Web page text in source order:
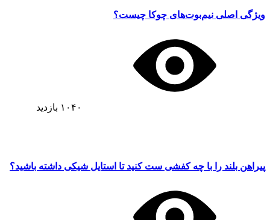
ویژگی اصلی نیم‌بوت‌های چوکا چیست؟
۱۰۴۰ بازدید
پیراهن بلند را با چه کفشی ست کنید تا استایل شیکی داشته باشید؟